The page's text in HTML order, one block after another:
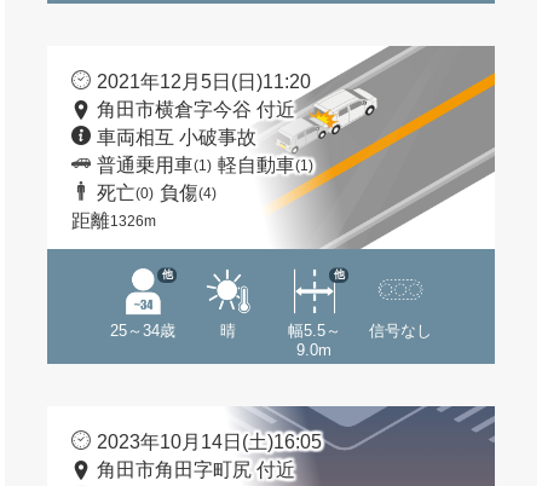
2021年12月5日(日)11:20
角田市横倉字今谷 付近
車両相互 小破事故
普通乗用車(1) 軽自動車(1)
死亡(0) 負傷(4)
距離1326m
25～34歳
他
晴
幅5.5～
9.0m
他
信号なし
2023年10月14日(土)16:05
角田市角田字町尻 付近